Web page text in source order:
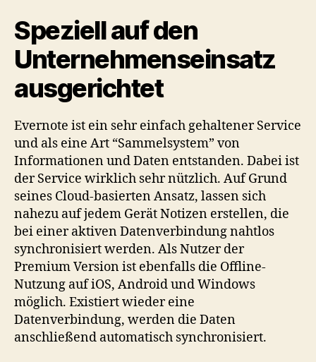
Speziell auf den
Unternehmenseinsatz
ausgerichtet
Evernote ist ein sehr einfach gehaltener Service
und als eine Art “Sammelsystem” von
Informationen und Daten entstanden. Dabei ist
der Service wirklich sehr nützlich. Auf Grund
seines Cloud-basierten Ansatz, lassen sich
nahezu auf jedem Gerät Notizen erstellen, die
bei einer aktiven Datenverbindung nahtlos
synchronisiert werden. Als Nutzer der
Premium Version ist ebenfalls die Offline-
Nutzung auf iOS, Android und Windows
möglich. Existiert wieder eine
Datenverbindung, werden die Daten
anschließend automatisch synchronisiert.